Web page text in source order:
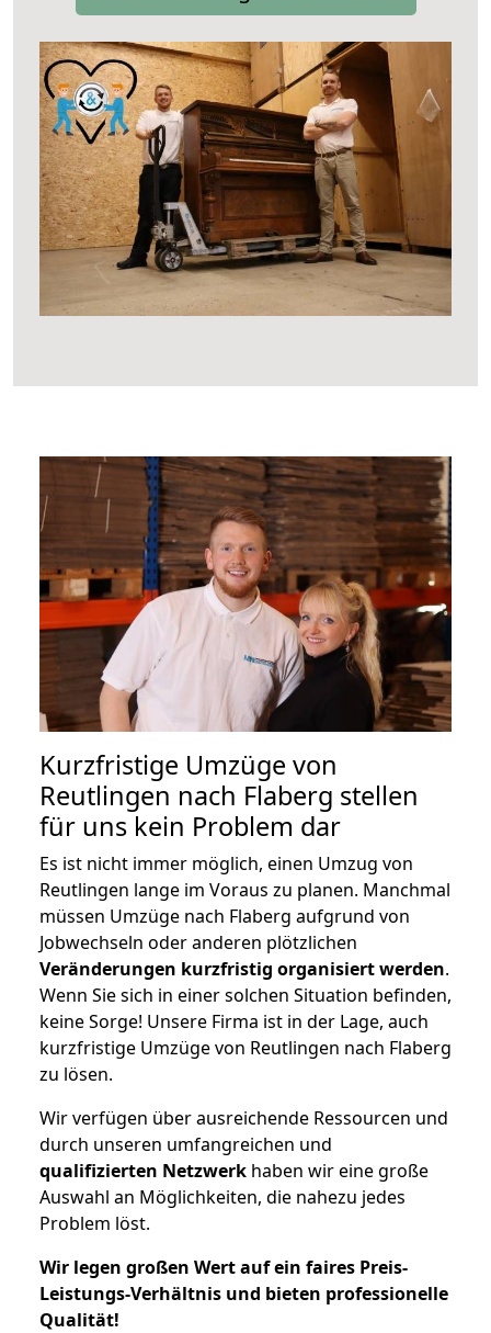
Kurzfristige Umzüge von
Reutlingen nach Flaberg stellen
für uns kein Problem dar
Es ist nicht immer möglich, einen Umzug von
Reutlingen lange im Voraus zu planen. Manchmal
müssen Umzüge nach Flaberg aufgrund von
Jobwechseln oder anderen plötzlichen
Veränderungen kurzfristig organisiert werden.
Wenn Sie sich in einer solchen Situation befinden,
keine Sorge! Unsere Firma ist in der Lage, auch
kurzfristige Umzüge von Reutlingen nach Flaberg
zu lösen.
Wir verfügen über ausreichende Ressourcen und
durch unseren umfangreichen und
qualifizierten Netzwerk haben wir eine große
Auswahl an Möglichkeiten, die nahezu jedes
Problem löst.
Wir legen großen Wert auf ein faires Preis-
Leistungs-Verhältnis und bieten professionelle
Qualität!